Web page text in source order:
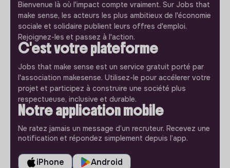
Bienvenue là où l'impact compte vraiment. Sur Jobs that
make sense, les acteurs les plus ambitieux de l'économie
sociale et solidaire publient leurs offres d'emploi.
Rejoignez-les et passez à l'action.
C'est votre plateforme
Jobs that make sense est un service gratuit porté par
l'association makesense. Utilisez-le pour accélerer votre
projet et participez à construire une société plus
respectueuse, inclusive et durable.
Notre application mobile
Ne ratez jamais un message d’un recruteur. Recevez une
notification et répondez simplement depuis l’app.
iPhone Android